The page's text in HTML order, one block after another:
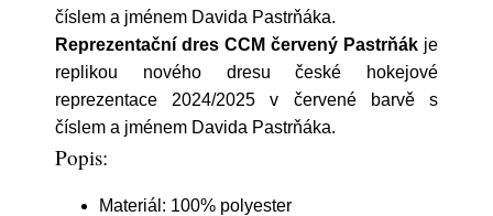
číslem a jménem Davida Pastrňáka.
Reprezentační dres CCM červený Pastrňák je
replikou nového dresu české hokejové
reprezentace 2024/2025 v červené barvě s
číslem a jménem Davida Pastrňáka.
Popis:
Materiál: 100% polyester